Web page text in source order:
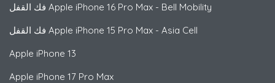
Apple iPhone 16 Pro Max - Bell Mobility
Apple iPhone 15 Pro Max - Asia Cell
Apple iPhone 13
Apple iPhone 17 Pro Max